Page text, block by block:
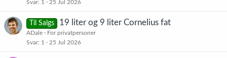
Svar 1 25 Jul 2026
Til Salgs 19 liter og 9 liter Cornelius fat
ADale
For privatpersoner
Svar 1 25 Jul 2026